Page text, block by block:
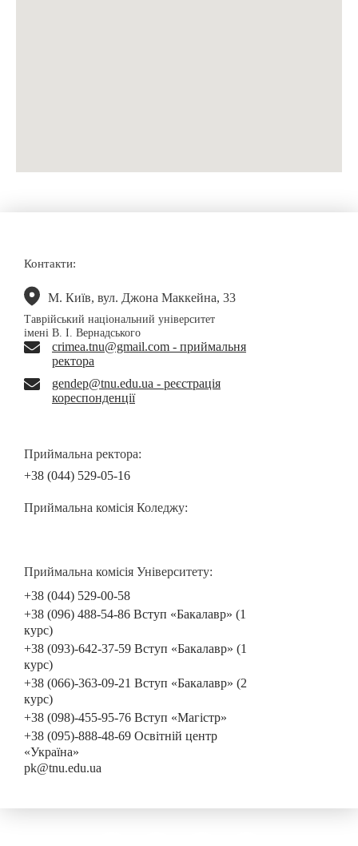
Контакти:
М. Київ, вул. Джона Маккейна, 33
Таврійський національний університет
імені В. І. Вернадського
crimea.tnu@gmail.com - приймальня
ректора
gendep@tnu.edu.ua - реєстрація
кореспонденції
Приймальна ректора:
+38 (044) 529-05-16
Приймальна комісія Коледжу:
Приймальна комісія Університету:
+38 (044) 529-00-58
+38 (096) 488-54-86 Вступ «Бакалавр» (1
курс)
+38 (093)-642-37-59 Вступ «Бакалавр» (1
курс)
+38 (066)-363-09-21 Вступ «Бакалавр» (2
курс)
+38 (098)-455-95-76 Вступ «Магістр»
+38 (095)-888-48-69 Освітній центр
«Україна»
pk@tnu.edu.ua